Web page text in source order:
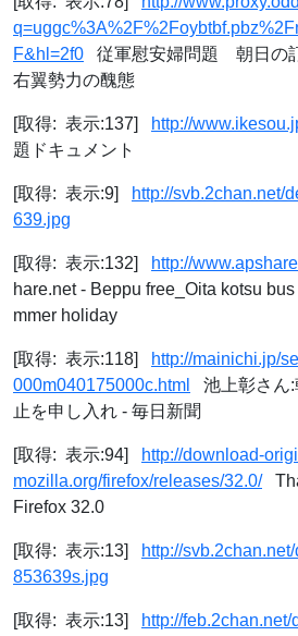
F&hl=2f0 従軍慰安婦問題 朝日の
右翼勢力の醜態
[取得: 表示:137] http://
題ドキュメント
[取得: 表示:9]
http://svb.2chan.net/
639.jpg
[取得: 表示:132] http://
hare.net - Beppu free_Oita kotsu
mmer holiday
[取得: 表示:118]
http://mainichi.jp/
000m040175000c.html
池上彰さん:
止を申し入れ - 毎日新聞
[取得: 表示:94]
http://download-
mozilla.org/firefox/releases/32.0/
Firefox 32.0
[取得: 表示:13]
http://
853639s.jpg
[取得: 表示:13] http://